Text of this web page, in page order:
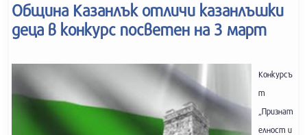
Община Казанлък отличи казанлъшки
деца в конкурс посветен на 3 март
Конкурсъ
т
„Признат
елност и